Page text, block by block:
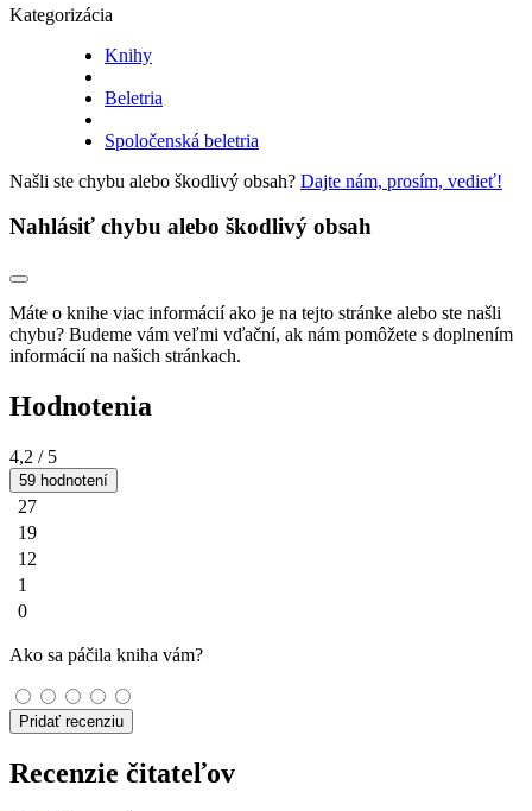
Kategorizácia
Knihy
Beletria
Spoločenská beletria
Našli ste chybu alebo škodlivý obsah? Dajte nám, prosím, vedieť!
Nahlásiť chybu alebo škodlivý obsah
Máte o knihe viac informácií ako je na tejto stránke alebo ste našli
chybu? Budeme vám veľmi vďační, ak nám pomôžete s doplnením
informácií na našich stránkach.
Hodnotenia
4,2 / 5
59 hodnotení
27
19
12
1
0
Ako sa páčila kniha vám?
Pridať recenziu
Recenzie čitateľov